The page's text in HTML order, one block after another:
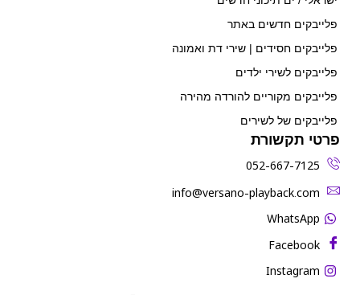
פלייבקים חדשים באתר
פלייבקים חסידים | שירי דת ואמונה
פלייבקים לשירי ילדים
פלייבקים מקוריים להורדה מהירה
פלייבקים של לשירים
פרטי תקשורת
052-667-7125
‫info@versano-playback.com‬
WhatsApp
Facebook
Instagram